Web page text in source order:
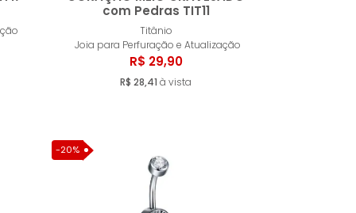
com Pedras TIT11
Titânio
Joia para Perfuração e Atualização
R$ 29,90
R$ 28,41 à vista
Comprar
-20%